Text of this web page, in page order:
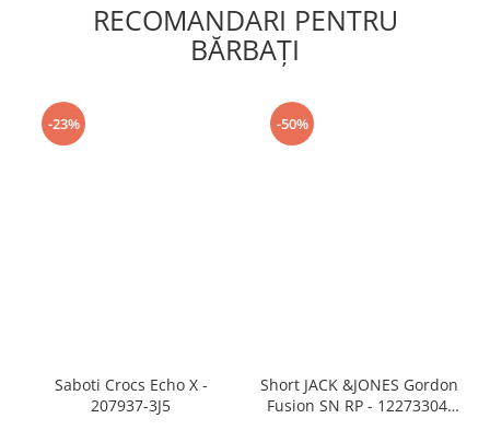
RECOMANDARI PENTRU
BĂRBAŢI
-23%
Saboti Crocs Echo X -
207937-3J5
-50%
Short JACK &JONES Gordon
Fusion SN RP - 12273304-